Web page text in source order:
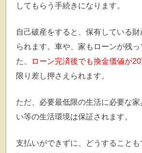
してもらう手続きになります。
自己破産をすると、保有している財
られます。車や、家もローンが残っ
た、
ローン完済後でも換金価値が
限り差し押さえられます。
ただ、必要最低限の生活に必要な家
い等の生活環境は保証されます。
支払いができずに、どうすることも